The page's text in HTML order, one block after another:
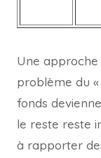
Une
problème du
fonds
le reste reste
à rapporter